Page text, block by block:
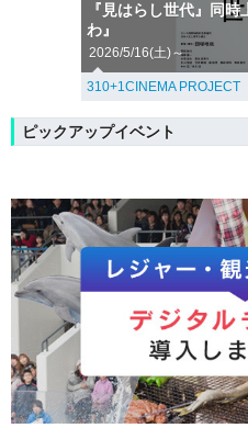
『見はらし世代』同
わ』
2026/5/16(土)～
310+1CINEMA PROJECT
ピックアップイベント